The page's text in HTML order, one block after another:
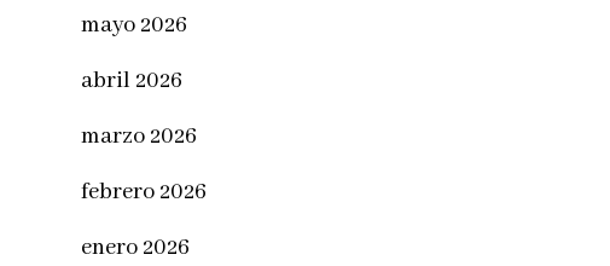
mayo 2026
abril 2026
marzo 2026
febrero 2026
enero 2026